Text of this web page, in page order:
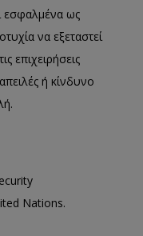
εσφαλμένα ως
να εξεταστεί
επιχειρήσεις
ή κίνδυνο
Nations.